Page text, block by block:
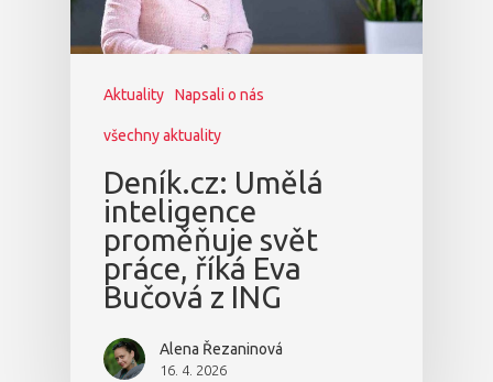
Aktuality Napsali o nás
všechny aktuality
Deník.cz: Umělá
inteligence
proměňuje svět
práce, říká Eva
Bučová z ING
Alena Řezaninová
16. 4. 2026